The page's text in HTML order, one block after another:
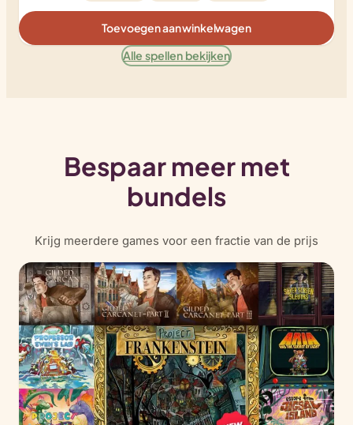
Toevoegen aan winkelwagen
Alle spellen bekijken
Bespaar meer met
bundels
Krijg meerdere games voor een fractie van de prijs